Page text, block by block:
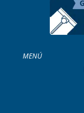
MENÚ